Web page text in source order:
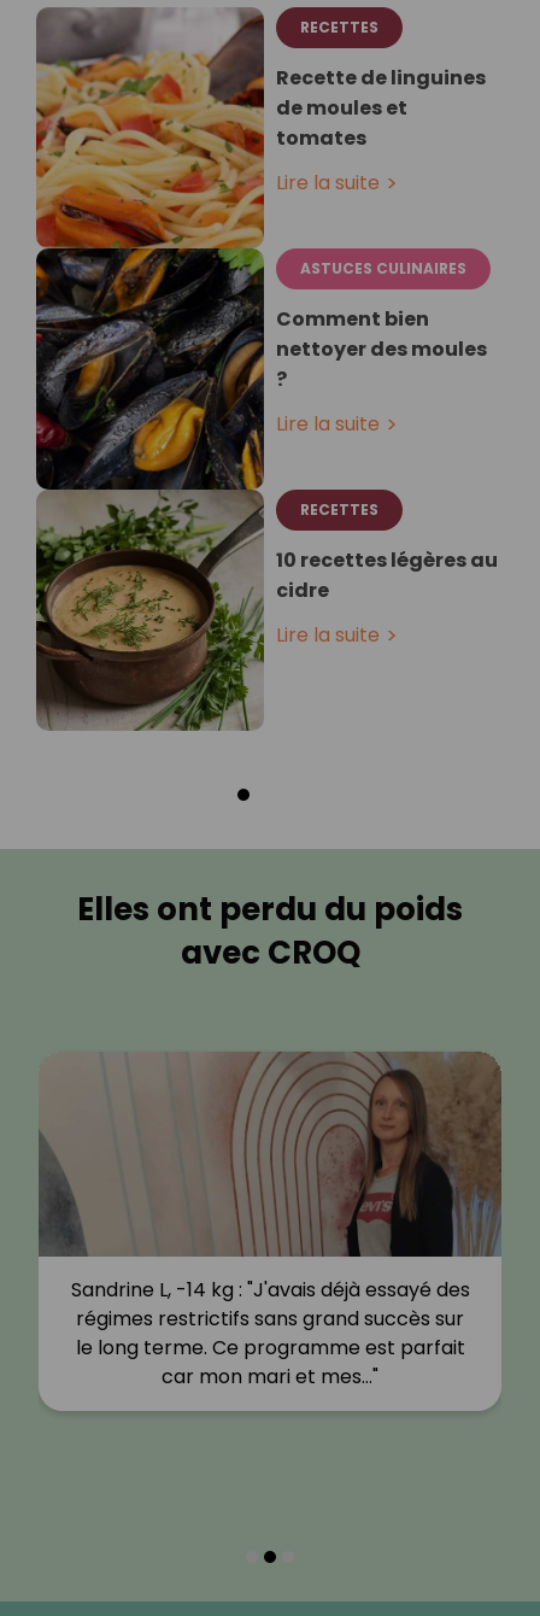
RECETTES
Recette de linguines
de moules et
tomates
Lire la suite
ASTUCES CULINAIRES
Comment bien
nettoyer des moules
?
Lire la suite
RECETTES
10 recettes légères au
cidre
Lire la suite
Elles ont perdu du poids
avec CROQ
Sandrine L, -14 kg : "J'avais déjà essayé des
régimes restrictifs sans grand succès sur
le long terme. Ce programme est parfait
car mon mari et mes…"